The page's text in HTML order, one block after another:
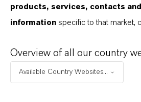
products, services, contacts
information specific to that market,
Overview of all our country
Available Country Websites...